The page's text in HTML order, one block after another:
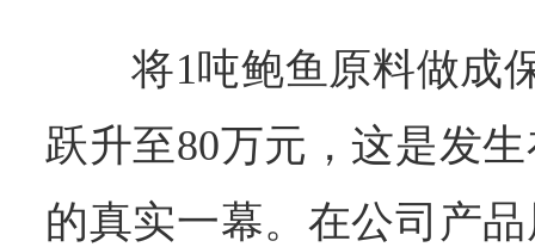
将1吨鲍鱼原料做成
跃升至80万元，这是发
的真实一幕。在公司产